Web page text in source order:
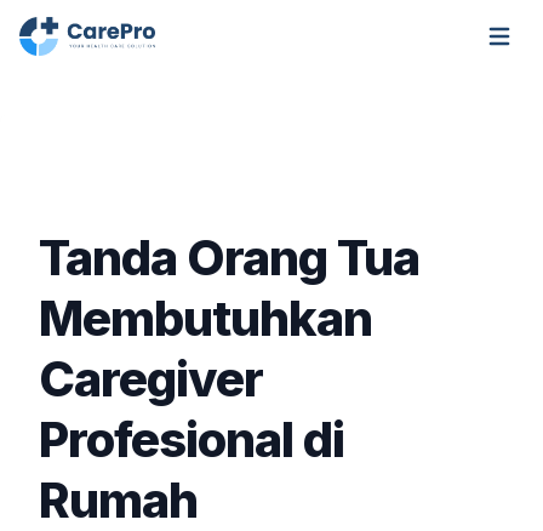
Open
Tanda Orang Tua
Membutuhkan
Caregiver
Profesional di
Rumah